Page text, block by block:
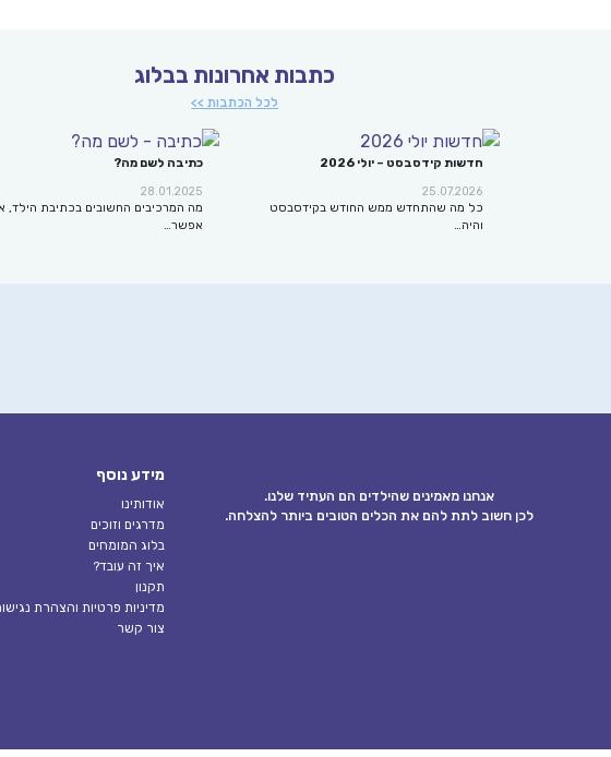
כתבות אחרונות בבלוג
לכל הכתבות >>
חדשות קידסבסט – יולי 2026
25.07.2026
כל מה שהתחדש ממש החודש בקידסבסט
והיה…
כתיבה לשם מה?
28.01.2025
מה המרכיבים החשובים בכתיבת הילד,
אפשר…
אנחנו מאמינים שהילדים הם העתיד שלנו.
לכן חשוב לתת להם את הכלים הטובים ביותר להצלחה.
מידע נוסף
אודותינו
מדרגים וזוכים
בלוג המומחים
איך זה עובד?
תקנון
מדיניות פרטיות והצהרת
צור קשר